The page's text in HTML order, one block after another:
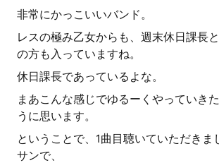
非常にかっこいいバンド。
レスの極み乙女からも、週末休日課長
の方も入っていますね。
休日課長であっているよな。
まあこんな感じでゆるーくやっていき
うに思います。
ということで、1曲目聴いていただきま
サンで、